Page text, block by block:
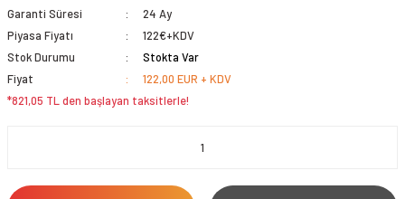
Garanti Süresi
24 Ay
Piyasa Fiyatı
122€+KDV
Stok Durumu
Stokta Var
Fiyat
122,00 EUR + KDV
*821,05 TL den başlayan taksitlerle!